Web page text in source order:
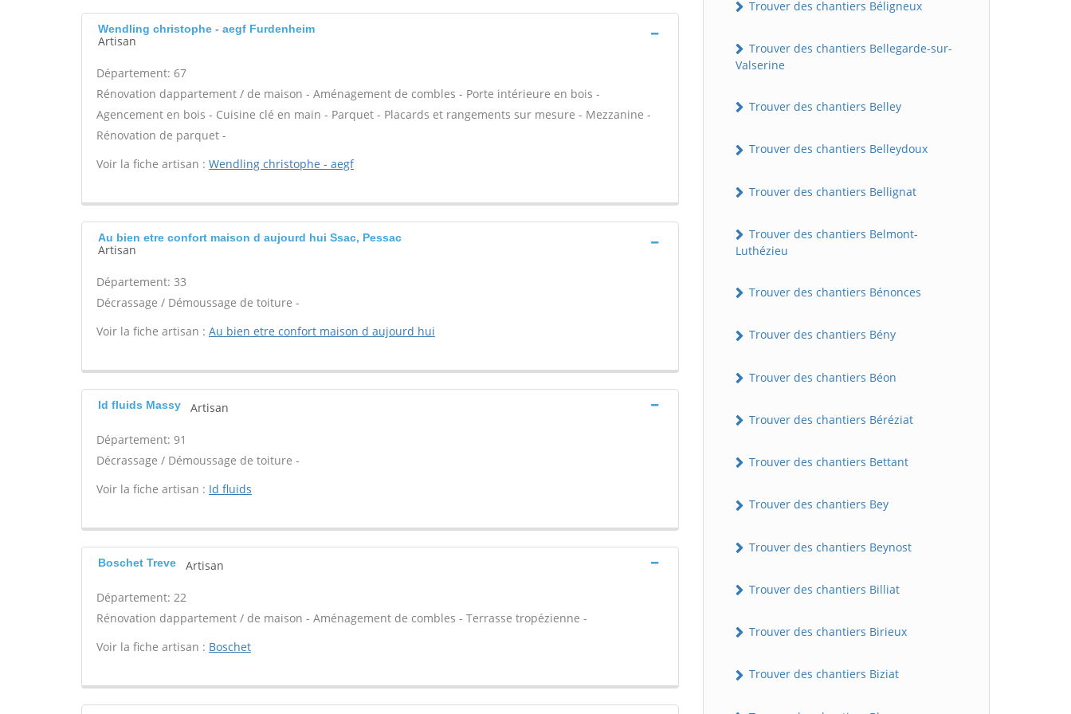
Wendling christophe - aegf Furdenheim
Artisan
Département: 67
Rénovation dappartement / de maison - Aménagement de combles - Porte intérieure en bois -
Agencement en bois - Cuisine clé en main - Parquet - Placards et rangements sur mesure - Mezzanine -
Rénovation de parquet -
Voir la fiche artisan : Wendling christophe - aegf
Au bien etre confort maison d aujourd hui Ssac, Pessac
Artisan
Département: 33
Décrassage / Démoussage de toiture -
Voir la fiche artisan : Au bien etre confort maison d aujourd hui
Id fluids Massy Artisan
Département: 91
Décrassage / Démoussage de toiture -
Voir la fiche artisan : Id fluids
Boschet Treve Artisan
Département: 22
Rénovation dappartement / de maison - Aménagement de combles - Terrasse tropézienne -
Voir la fiche artisan : Boschet
Trouver des chantiers Béligneux
Trouver des chantiers Bellegarde-sur-
Valserine
Trouver des chantiers Belley
Trouver des chantiers Belleydoux
Trouver des chantiers Bellignat
Trouver des chantiers Belmont-
Luthézieu
Trouver des chantiers Bénonces
Trouver des chantiers Bény
Trouver des chantiers Béon
Trouver des chantiers Béréziat
Trouver des chantiers Bettant
Trouver des chantiers Bey
Trouver des chantiers Beynost
Trouver des chantiers Billiat
Trouver des chantiers Birieux
Trouver des chantiers Biziat